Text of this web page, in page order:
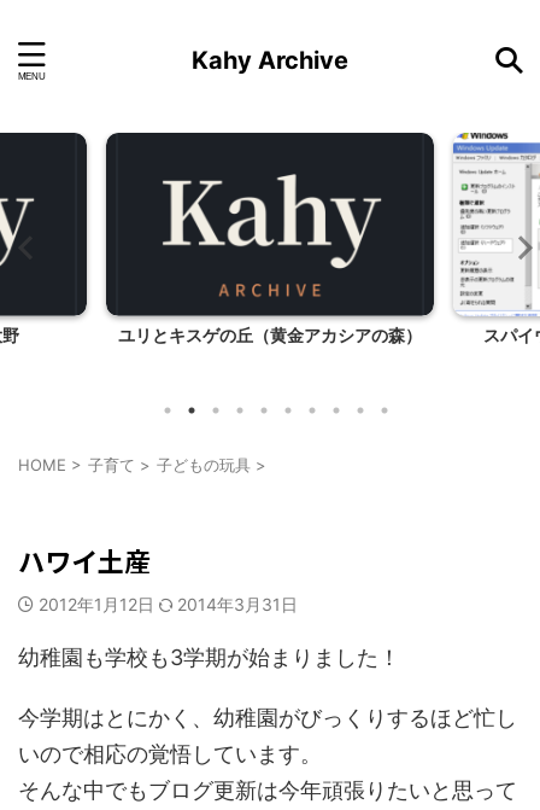
Kahy Archive
の森） スパイウェア？Netropa Hot Keys
HOME > 子育て > 子どもの玩具 >
ハワイ土産
2012年1月12日 2014年3月31日
幼稚園も学校も3学期が始まりました！
今学期はとにかく、幼稚園がびっくりするほど忙し
いので相応の覚悟しています。
そんな中でもブログ更新は今年頑張りたいと思って